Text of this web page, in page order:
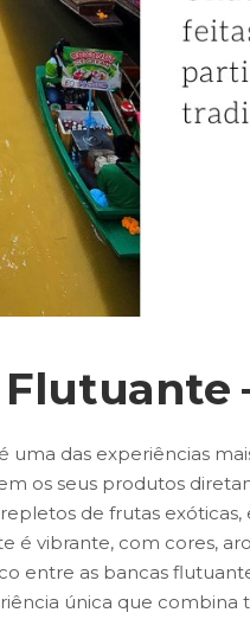
das experiências
os seus produtos
de frutas
é vibrante, com cores,
entre as bancas
única que combina